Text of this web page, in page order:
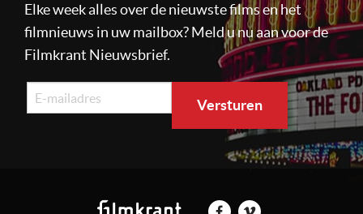
Elke week alles over de nieuwste films en het
filmnieuws in uw mailbox? Meld u nu aan voor de
Filmkrant Nieuwsbrief.